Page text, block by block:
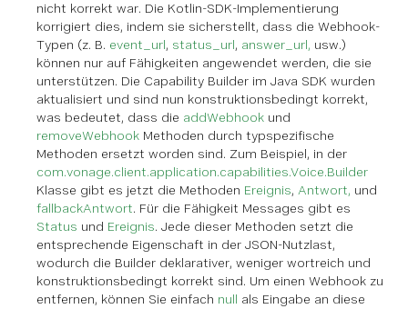
nicht korrekt war. Die Kotlin-SDK-Implementierung
korrigiert dies, indem sie sicherstellt, dass die Webhook-
Typen (z. B. event_url, status_url, answer_url, usw.)
können nur auf Fähigkeiten angewendet werden, die sie
unterstützen. Die Capability Builder im Java SDK wurden
aktualisiert und sind nun konstruktionsbedingt korrekt,
was bedeutet, dass die addWebhook und
removeWebhook Methoden durch typspezifische
Methoden ersetzt worden sind. Zum Beispiel, in der
com.vonage.client.application.capabilities.Voice.Builder
Klasse gibt es jetzt die Methoden Ereignis, Antwort, und
fallbackAntwort. Für die Fähigkeit Messages gibt es
Status und Ereignis. Jede dieser Methoden setzt die
entsprechende Eigenschaft in der JSON-Nutzlast,
wodurch die Builder deklarativer, weniger wortreich und
konstruktionsbedingt korrekt sind. Um einen Webhook zu
entfernen, können Sie einfach null als Eingabe an diese